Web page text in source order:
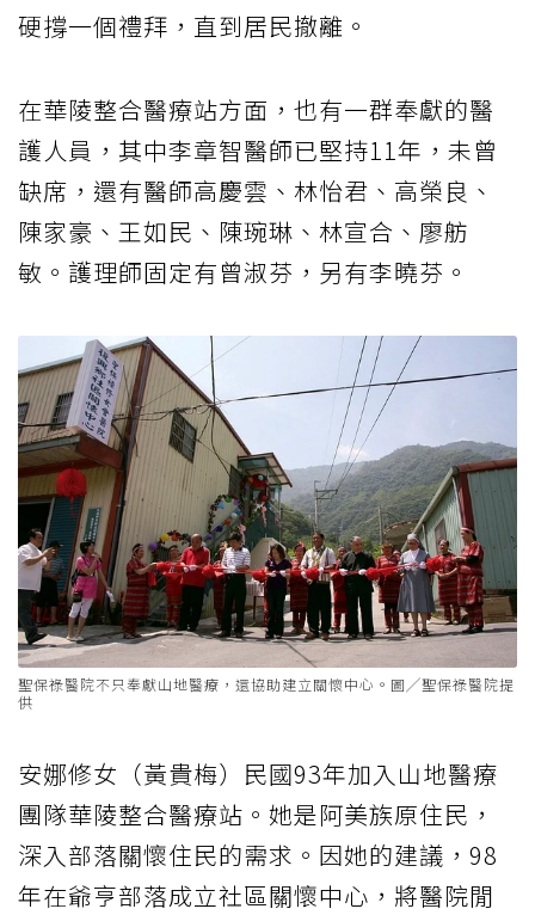
硬撐一個禮拜，直到居民撤離。
在華陵整合醫療站方面，也有一群奉獻的醫
護人員，其中李章智醫師已堅持11年，未曾
缺席，還有醫師高慶雲、林怡君、高榮良、
陳家豪、王如民、陳琬琳、林宣合、廖舫
敏。護理師固定有曾淑芬，另有李曉芬。
聖保祿醫院不只奉獻山地醫療，還協助建立關懷中心。圖╱聖保祿醫院提
供
安娜修女（黃貴梅）民國93年加入山地醫療
團隊華陵整合醫療站。她是阿美族原住民，
深入部落關懷住民的需求。因她的建議，98
年在爺亨部落成立社區關懷中心，將醫院閒